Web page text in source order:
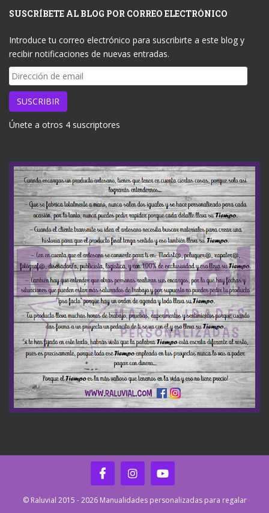
SUSCRÍBETE AL BLOG POR CORREO ELECTRÓNICO
Introduce tu correo electrónico para suscribirte a este blog y
recibir notificaciones de nuevas entradas.
Dirección
de
email
SUSCRIBIR
Únete a otros 4 suscriptores
© Raluvial 2015 - 2026 Manualidades personalizadas para regalar